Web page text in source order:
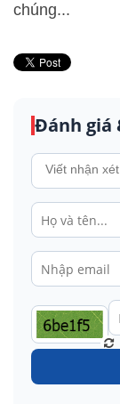
chúng...
Đánh giá